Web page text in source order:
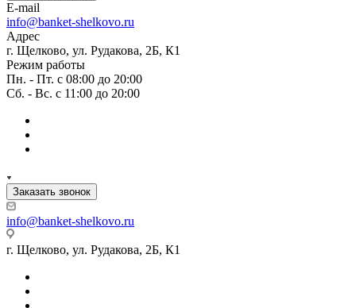
E-mail
info@banket-shelkovo.ru
Адрес
г. Щелково, ул. Рудакова, 2Б, К1
Режим работы
Пн. - Пт. с 08:00 до 20:00
Сб. - Вс. с 11:00 до 20:00
Заказать звонок
info@banket-shelkovo.ru
г. Щелково, ул. Рудакова, 2Б, К1